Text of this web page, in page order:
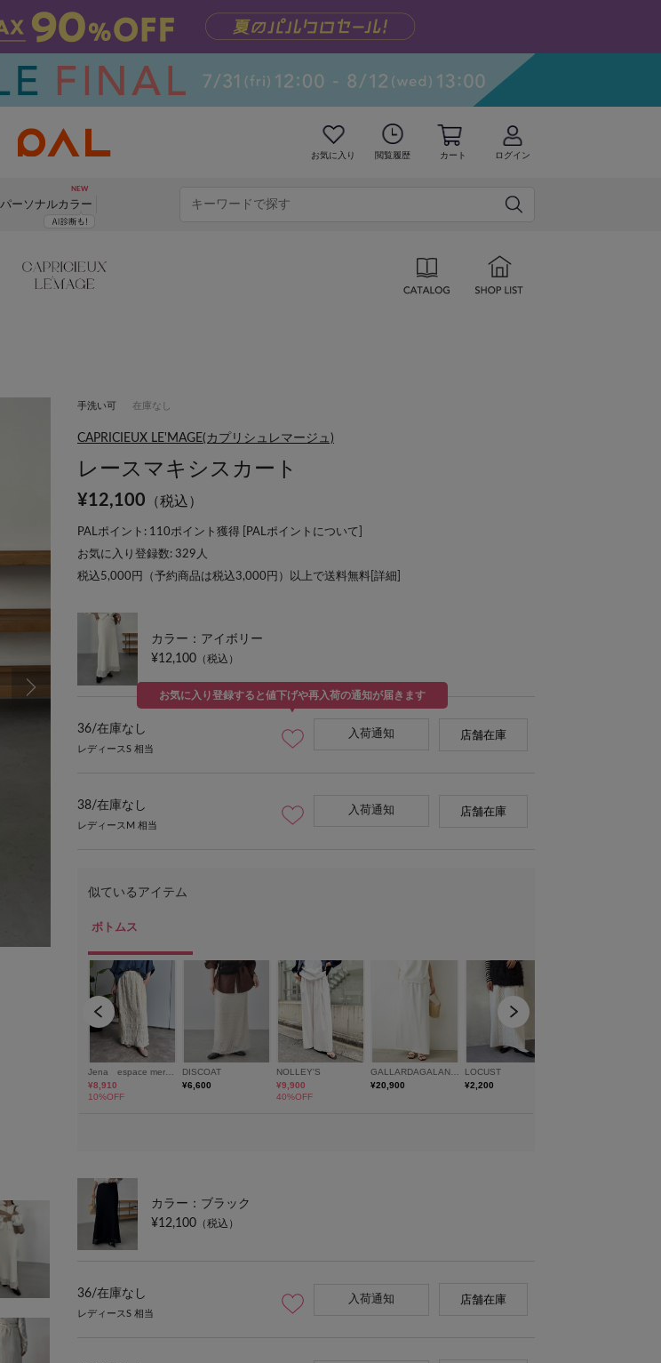
お気に入り 閲覧履歴 カート ログイン
パーソナルカラー
model:H165 骨格:ナチュラル 着用サイズ:38 model:H156 骨格:ウェーブ
手洗い可 在庫なし
CAPRICIEUX LE'MAGE(カプリシュレマージュ)
レースマキシスカート
¥12,100 （税込）
PALポイント: 110ポイント獲得 [ PALポイントについて
お気に入り登録数: 329 人
税込5,000円（予約商品は税込3,000円）以上で送料無料[ 詳細
カラー：アイボリー
¥12,100 （税込）
36/在庫なし
レディースS 相当
お気に入り登録すると値下げや再入荷の通知が届きます
入荷通知 店舗在庫
38/在庫なし
レディースM 相当
入荷通知 店舗在庫
カラー：ブラック
¥12,100 （税込）
36/在庫なし
レディースS 相当
入荷通知 店舗在庫